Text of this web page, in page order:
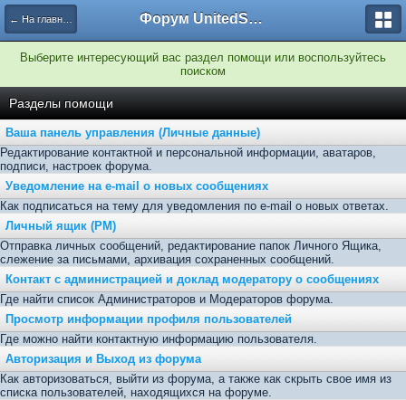
← На главную Форум UnitedSouth
Выберите интересующий вас раздел помощи или воспользуйтесь
поиском
Разделы помощи
Ваша панель управления (Личные данные)
Редактирование контактной и персональной информации, аватаров,
подписи, настроек форума.
Уведомление на e-mail о новых сообщениях
Как подписаться на тему для уведомления по e-mail о новых ответах.
Личный ящик (PM)
Отправка личных сообщений, редактирование папок Личного Ящика,
слежение за письмами, архивация сохраненных сообщений.
Контакт с администрацией и доклад модератору о сообщениях
Где найти список Администраторов и Модераторов форума.
Просмотр информации профиля пользователей
Где можно найти контактную информацию пользователя.
Авторизация и Выход из форума
Как авторизоваться, выйти из форума, а также как скрыть свое имя из
списка пользователей, находящихся на форуме.